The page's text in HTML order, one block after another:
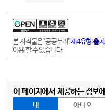
본 저작물은 "공공누리"제4유형:출
이용 할 수 있습니다.
이 페이지에서 제공하는 정보
네 아니오